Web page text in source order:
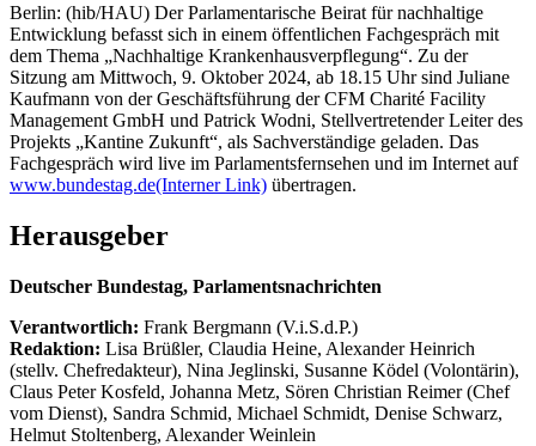
Berlin: (hib/HAU) Der Parlamentarische Beirat für nachhaltige
Entwicklung befasst sich in einem öffentlichen Fachgespräch mit
dem Thema „Nachhaltige Krankenhausverpflegung“. Zu der
Sitzung am Mittwoch, 9. Oktober 2024, ab 18.15 Uhr sind Juliane
Kaufmann von der Geschäftsführung der CFM Charité Facility
Management GmbH und Patrick Wodni, Stellvertretender Leiter des
Projekts „Kantine Zukunft“, als Sachverständige geladen. Das
Fachgespräch wird live im Parlamentsfernsehen und im Internet auf
www.bundestag.de(Interner Link) übertragen.
Herausgeber
Deutscher Bundestag, Parlamentsnachrichten
Verantwortlich: Frank Bergmann (V.i.S.d.P.)
Redaktion: Lisa Brüßler, Claudia Heine, Alexander Heinrich
(stellv. Chefredakteur), Nina Jeglinski, Susanne Ködel (Volontärin),
Claus Peter Kosfeld, Johanna Metz, Sören Christian Reimer (Chef
vom Dienst), Sandra Schmid, Michael Schmidt, Denise Schwarz,
Helmut Stoltenberg, Alexander Weinlein